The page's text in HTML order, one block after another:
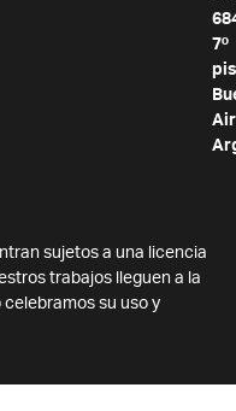
7º
sujetos a una licencia
trabajos lleguen a la
su uso y